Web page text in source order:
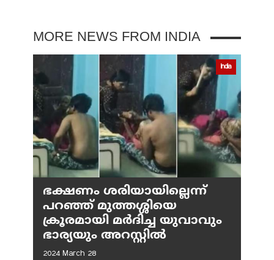
MORE NEWS FROM INDIA
India
ഭക്ഷണം ശരിയായില്ലെന്ന്
പറഞ്ഞ് മുത്തശ്ശിയെ
ക്രൂരമായി മര്‍ദിച്ച യുവാവും
ഭാര്യയും അറസ്റ്റില്‍
2024 March 28